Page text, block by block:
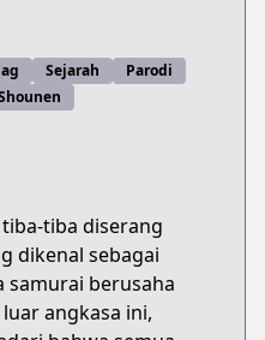
Sejarah
Parodi
tiba-tiba diserang
dikenal sebagai
samurai berusaha
angkasa ini,